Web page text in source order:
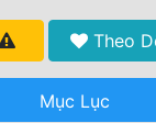
Theo
Mục Lục